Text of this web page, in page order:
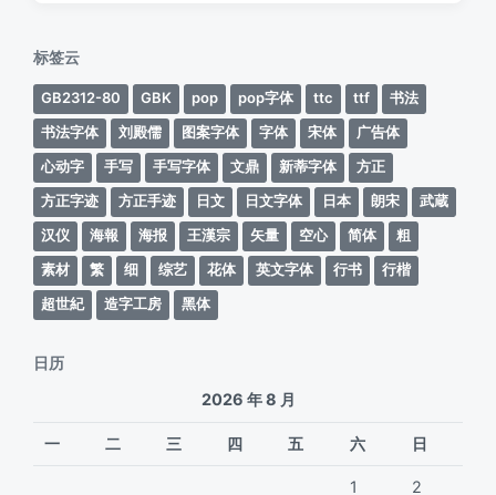
标签云
GB2312-80 GBK pop pop字体 ttc ttf
书法
书法字体
刘殿儒 图案字体 字体 宋体
广告体
心动字
手写 手写字体 文鼎 新蒂字体
方正
方正字迹
方正手迹 日文 日文字体 日本 朗宋
武蔵
汉仪
海報 海报 王漢宗 矢量 空心 简体
粗
素材
繁 细 综艺 花体 英文字体 行书
行楷
超世紀
造字工房 黑体
日历
2026 年 8 月
一 二 三 四 五 六 日
1 2